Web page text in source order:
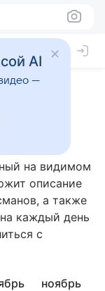
на видимом
описание
а также
каждый день
с
ноябрь
AI
—